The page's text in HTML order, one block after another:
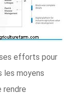
efforts pour
les moyens
rendre